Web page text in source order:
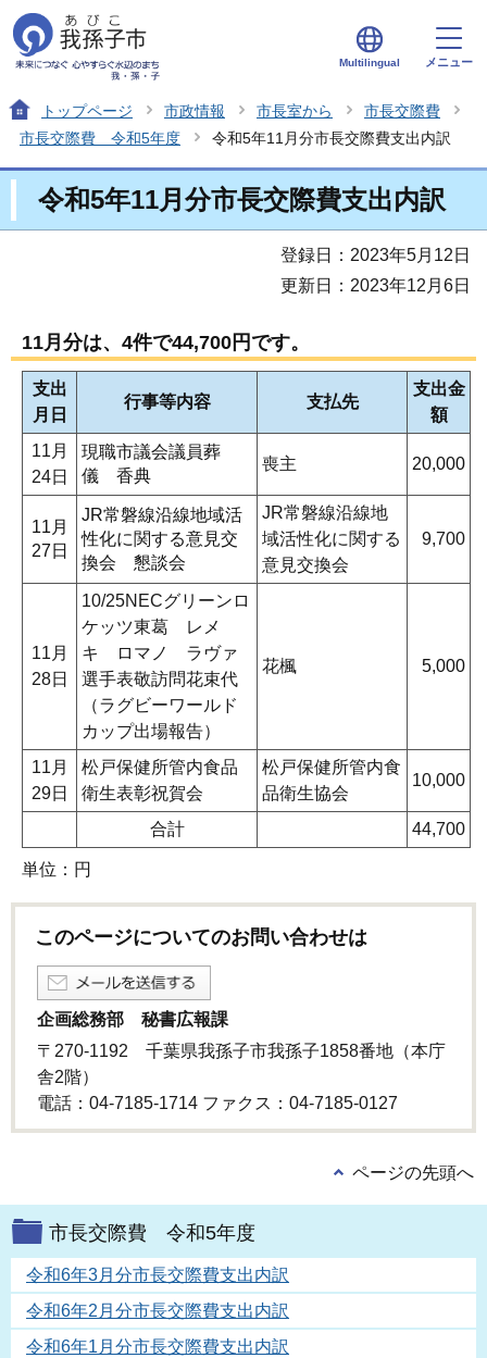
Multilingual メニュー
トップページ 市政情報 市長室から
市長交際費
市長交際費 令和5年度
令和5年11月分市長交際費支出内訳
令和5年11月分市長交際費支出内訳
登録日：2023年5月12日
更新日：2023年12月6日
11月分は、4件で44,700円です。
支出
月日
行事等内容 支払先
支出金
額
11月
24日
現職市議会議員葬
儀 香典
喪主 20,000
11月
27日
JR常磐線沿線地域活
性化に関する意見交
換会 懇談会
JR常磐線沿線地
域活性化に関する
意見交換会
9,700
11月
28日
10/25NECグリーンロ
ケッツ東葛 レメ
キ ロマノ ラヴァ
選手表敬訪問花束代
（ラグビーワールド
カップ出場報告）
花楓 5,000
11月
29日
松戸保健所管内食品
衛生表彰祝賀会
松戸保健所管内食
品衛生協会
10,000
合計 44,700
単位：円
このページについてのお問い合わせは
企画総務部 秘書広報課
〒270-1192 千葉県我孫子市我孫子1858番地（本庁
舎2階）
電話：04-7185-1714 ファクス：04-7185-0127
ページの先頭へ
市長交際費 令和5年度
令和6年3月分市長交際費支出内訳
令和6年2月分市長交際費支出内訳
令和6年1月分市長交際費支出内訳